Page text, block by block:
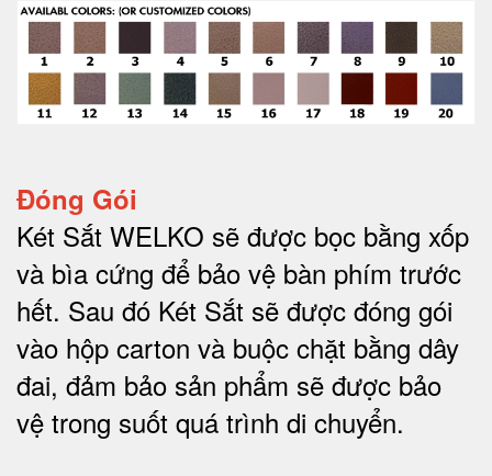
Đóng Gói
Két Sắt WELKO sẽ được bọc bằng xốp
và bìa cứng để bảo vệ bàn phím trước
hết. Sau đó Két Sắt sẽ được đóng gói
vào hộp carton và buộc chặt bằng dây
đai, đảm bảo sản phẩm sẽ được bảo
vệ trong suốt quá trình di chuyển.